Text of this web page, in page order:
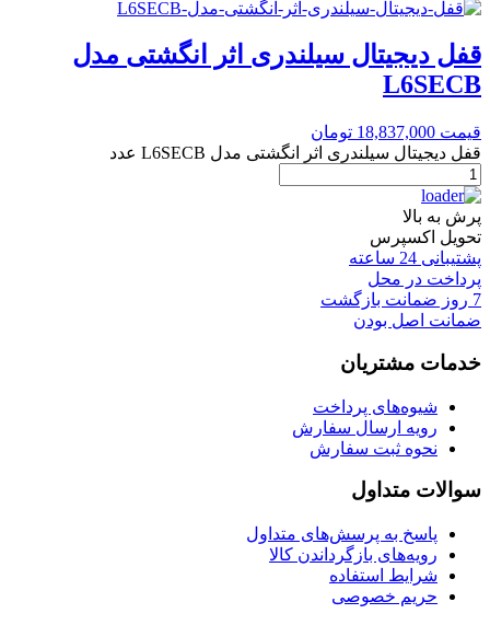
قفل دیجیتال سیلندری اثر انگشتی مدل
L6SECB
قیمت 18,837,000 تومان
قفل دیجیتال سیلندری اثر انگشتی مدل L6SECB عدد
پرش به بالا
تحویل اکسپرس
پشتیبانی 24 ساعته
پرداخت در محل
7 روز ضمانت بازگشت
ضمانت اصل بودن
خدمات مشتریان
شیوه‌های پرداخت
رویه ارسال سفارش
نحوه ثبت سفارش
سوالات متداول
پاسخ به پرسش‌های متداول
رویه‌های بازگرداندن کالا
شرایط استفاده
حریم خصوصی